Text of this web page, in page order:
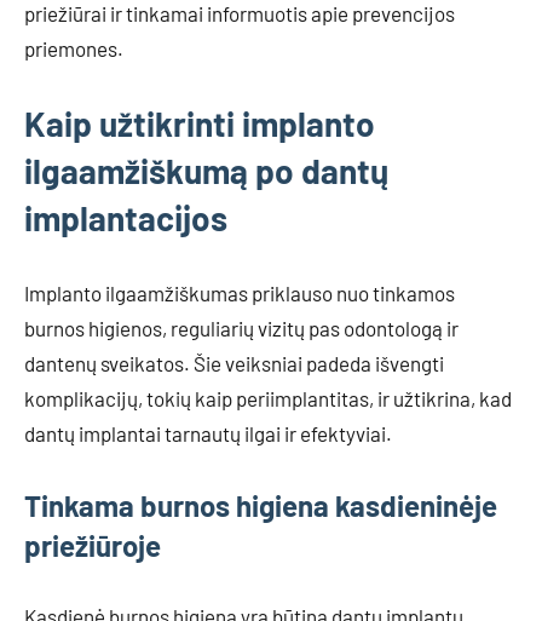
priežiūrai ir tinkamai informuotis apie prevencijos
priemones.
Kaip užtikrinti implanto
ilgaamžiškumą po dantų
implantacijos
Implanto ilgaamžiškumas priklauso nuo tinkamos
burnos higienos, reguliarių vizitų pas odontologą ir
dantenų sveikatos. Šie veiksniai padeda išvengti
komplikacijų, tokių kaip periimplantitas, ir užtikrina, kad
dantų implantai tarnautų ilgai ir efektyviai.
Tinkama burnos higiena kasdieninėje
priežiūroje
Kasdienė burnos higiena yra būtina dantų implantų